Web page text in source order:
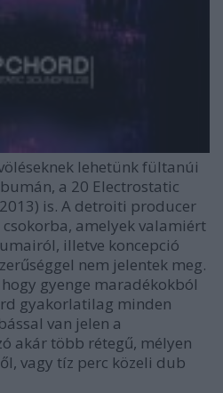
lehetünk fültanúi
a 20 Electrostatic
is. A detroiti producer
csokorba, amelyek valamiért
illetve koncepció
nem jelentek meg.
gyenge maradékokból
gyakorlatilag minden
van jelen a
akár több rétegű, mélyen
vagy tíz perc közeli dub